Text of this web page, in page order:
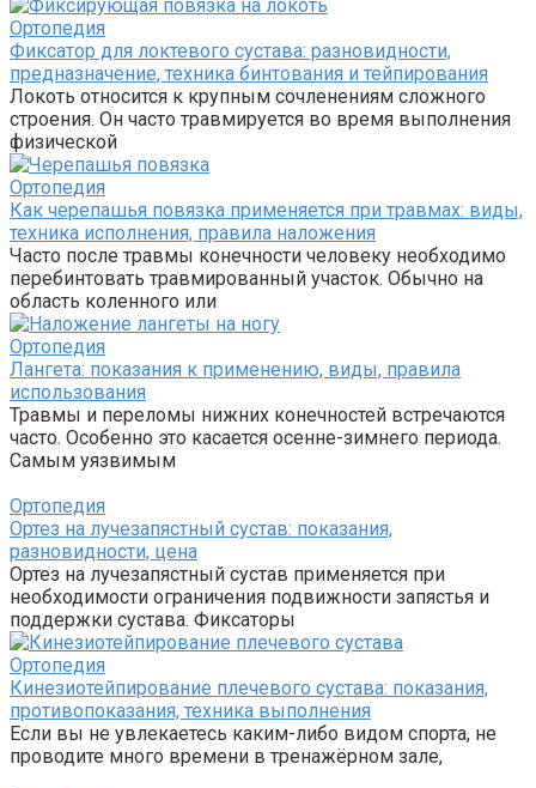
Ортопедия
Фиксатор для локтевого сустава: разновидности,
предназначение, техника бинтования и тейпирования
Локоть относится к крупным сочленениям сложного
строения. Он часто травмируется во время выполнения
физической
Ортопедия
Как черепашья повязка применяется при травмах: виды,
техника исполнения, правила наложения
Часто после травмы конечности человеку необходимо
перебинтовать травмированный участок. Обычно на
область коленного или
Ортопедия
Лангета: показания к применению, виды, правила
использования
Травмы и переломы нижних конечностей встречаются
часто. Особенно это касается осенне-зимнего периода.
Самым уязвимым
Ортопедия
Ортез на лучезапястный сустав: показания,
разновидности, цена
Ортез на лучезапястный сустав применяется при
необходимости ограничения подвижности запястья и
поддержки сустава. Фиксаторы
Ортопедия
Кинезиотейпирование плечевого сустава: показания,
противопоказания, техника выполнения
Если вы не увлекаетесь каким-либо видом спорта, не
проводите много времени в тренажёрном зале,